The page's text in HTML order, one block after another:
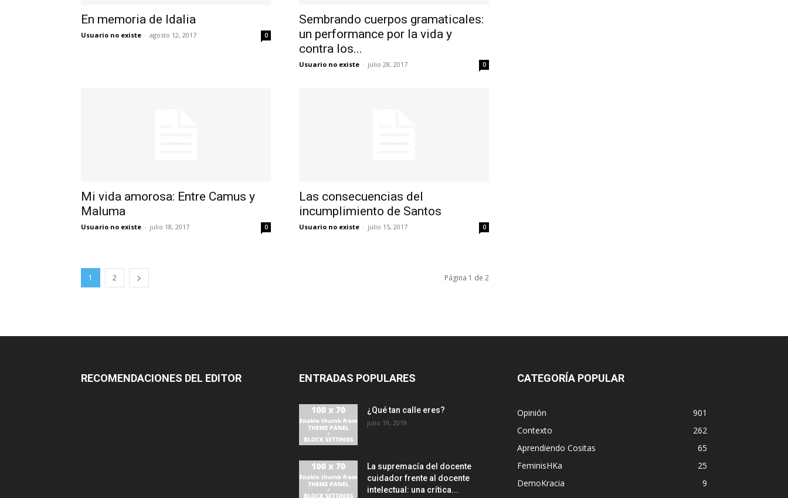
En memoria de Idalia
Usuario no existe - agosto 12, 2017 0
Sembrando cuerpos gramaticales:
un performance por la vida y
contra los...
Usuario no existe - julio 28, 2017 0
Mi vida amorosa: Entre Camus y
Maluma
Usuario no existe - julio 18, 2017 0
Las consecuencias del
incumplimiento de Santos
Usuario no existe - julio 15, 2017 0
1 2 Página 1 de 2
RECOMENDACIONES DEL EDITOR ENTRADAS POPULARES
¿Qué tan calle eres?
julio 19, 2019
La supremacía del docente
cuidador frente al docente
intelectual: una crítica...
CATEGORÍA POPULAR
Opinión
901
Contexto
262
Aprendiendo Cositas
65
FeminisHKa
25
DemoKracia
9